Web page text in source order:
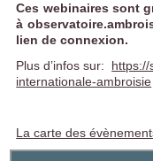
Ces webinaires sont
à
lien de connexion.
Plus d’infos sur: https://
internationale-ambroisie
La carte des